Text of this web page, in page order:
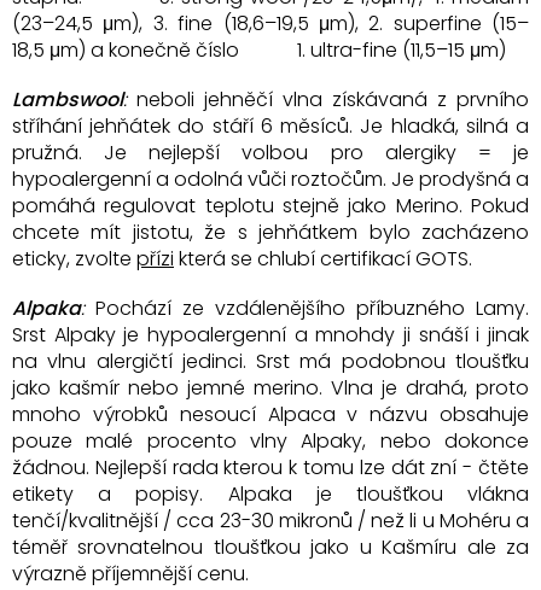
(23–24,5 μm), 3. fine (18,6–19,5 μm), 2. superfine (15–
18,5 μm) a konečně číslo 1. ultra-fine (11,5–15 μm)
Lambswool:neboli jehněčí vlna získávaná z prvního
stříhání jehňátek do stáří 6 měsíců. Je hladká, silná a
pružná. Je nejlepší volbou pro alergiky = je
hypoalergenní a odolná vůči roztočům. Je prodyšná a
pomáhá regulovat teplotu stejně jako Merino. Pokud
chcete mít jistotu, že s jehňátkem bylo zacházeno
eticky, zvolte přízi která se chlubí certifikací GOTS.
Alpaka: Pochází ze vzdálenějšího příbuzného Lamy.
Srst Alpaky je hypoalergenní a mnohdy ji snáší i jinak
na vlnu alergičtí jedinci. Srst má podobnou tloušťku
jako kašmír nebo jemné merino. Vlna je drahá, proto
mnoho výrobků nesoucí Alpaca v názvu obsahuje
pouze malé procento vlny Alpaky, nebo dokonce
žádnou. Nejlepší rada kterou k tomu lze dát zní - čtěte
etikety a popisy. Alpaka je tloušťkou vlákna
tenčí/kvalitnější / cca 23-30 mikronů / než li u Mohéru a
téměř srovnatelnou tloušťkou jako u Kašmíru ale za
výrazně příjemnější cenu.